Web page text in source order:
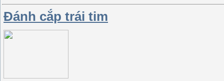
Đánh cắp trái tim